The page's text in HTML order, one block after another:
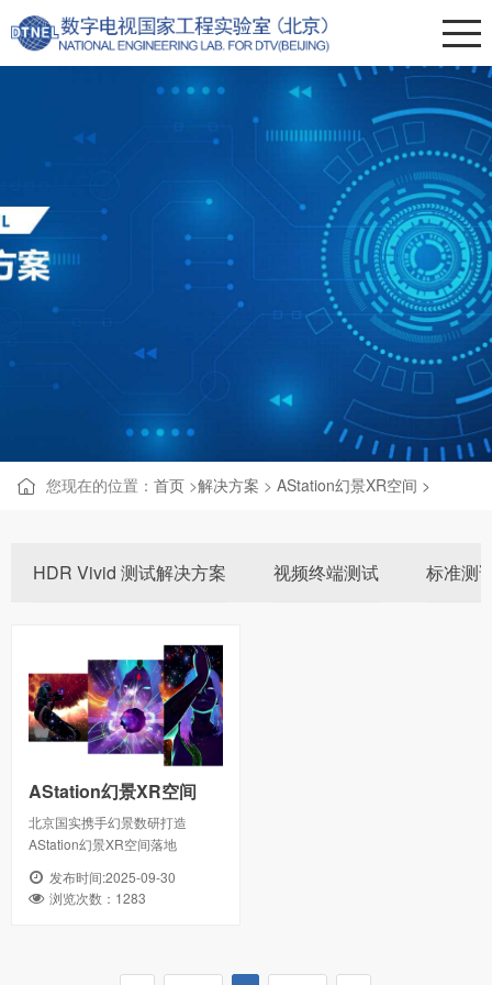
您现在的位置： 首页 >解决方案 > AStation幻景XR空间 >
HDR Vivid 测试解决方案 视频终端测试 标准测
AStation幻景XR空间
北京国实携手幻景数研打造
AStation幻景XR空间落地
发布时间:2025-09-30
浏览次数：1283